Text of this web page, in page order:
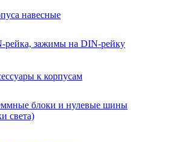
навесные
рейка, зажимы на DIN-рейку
к корпусам
блоки и нулевые шины
света)